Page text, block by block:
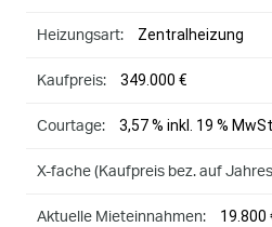
Heizungsart: Zentralheizung
Kaufpreis: 349.000 €
Courtage: 3,57 % inkl. 19 %
X-fache (Kaufpreis bez. auf
Aktuelle Mieteinnahmen: 19.800